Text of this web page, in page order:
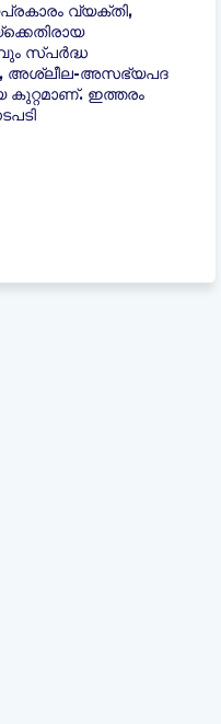
വ്യക്തി,
സ്പർദ്ധ
അശ്ലീല-അസഭ്യപദ
ഇത്തരം